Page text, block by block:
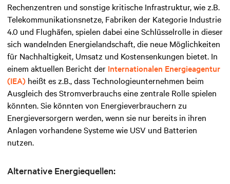
Rechenzentren und sonstige kritische Infrastruktur, wie z.B.
Telekommunikationsnetze, Fabriken der Kategorie Industrie
4.0 und Flughäfen, spielen dabei eine Schlüsselrolle in dieser
sich wandelnden Energielandschaft, die neue Möglichkeiten
für Nachhaltigkeit, Umsatz und Kostensenkungen bietet. In
einem aktuellen Bericht der Internationalen Energieagentur
(IEA) heißt es z.B., dass Technologieunternehmen beim
Ausgleich des Stromverbrauchs eine zentrale Rolle spielen
könnten. Sie könnten von Energieverbrauchern zu
Energieversorgern werden, wenn sie nur bereits in ihren
Anlagen vorhandene Systeme wie USV und Batterien
nutzen.
Alternative Energiequellen: